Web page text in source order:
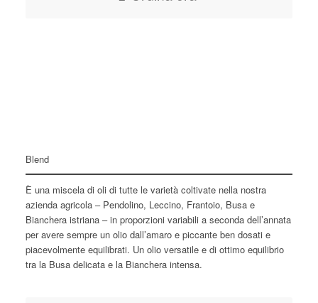
Blend
È una miscela di oli di tutte le varietà coltivate nella nostra
azienda agricola – Pendolino, Leccino, Frantoio, Busa e
Bianchera istriana – in proporzioni variabili a seconda dell’annata
per avere sempre un olio dall’amaro e piccante ben dosati e
piacevolmente equilibrati. Un olio versatile e di ottimo equilibrio
tra la Busa delicata e la Bianchera intensa.